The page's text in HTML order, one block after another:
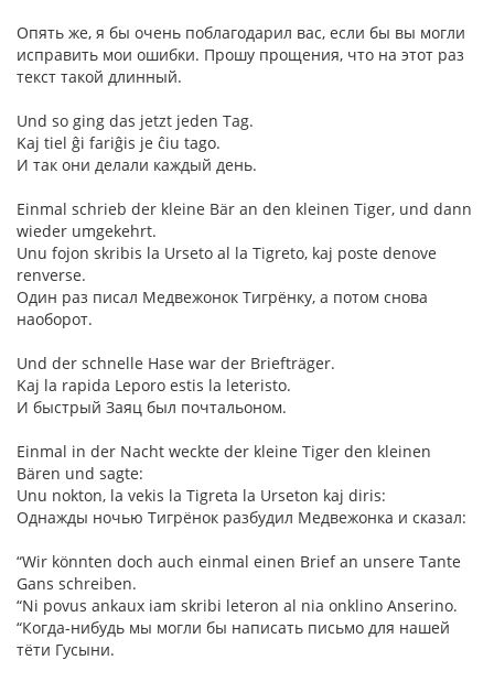
Опять же, я бы очень поблагодарил вас, если бы вы могли
исправить мои ошибки. Прошу прощения, что на этот раз
текст такой длинный.
Und so ging das jetzt jeden Tag.
Kaj tiel ĝi fariĝis je ĉiu tago.
И так они делали каждый день.
Einmal schrieb der kleine Bär an den kleinen Tiger, und dann
wieder umgekehrt.
Unu fojon skribis la Urseto al la Tigreto, kaj poste denove
renverse.
Один раз писал Медвежонок Тигрёнку, а потом снова
наоборот.
Und der schnelle Hase war der Briefträger.
Kaj la rapida Leporo estis la leteristo.
И быстрый Заяц был почтальоном.
Einmal in der Nacht weckte der kleine Tiger den kleinen
Bären und sagte:
Unu nokton, la vekis la Tigreta la Urseton kaj diris:
Однажды ночью Тигрёнок разбудил Медвежонка и сказал:
“Wir könnten doch auch einmal einen Brief an unsere Tante
Gans schreiben.
“Ni povus ankaux iam skribi leteron al nia onklino Anserino.
“Когда-нибудь мы могли бы написать письмо для нашей
тёти Гусыни.